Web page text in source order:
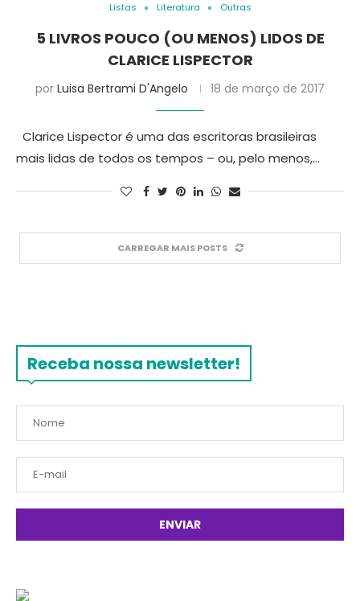
Listas Literatura Outras
5 LIVROS POUCO (OU MENOS) LIDOS DE
CLARICE LISPECTOR
por Luisa Bertrami D'Angelo 18 de março de 2017
Clarice Lispector é uma das escritoras brasileiras
mais lidas de todos os tempos – ou, pelo menos,…
CARREGAR MAIS POSTS
Receba nossa newsletter!